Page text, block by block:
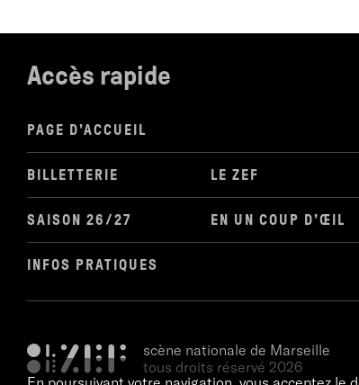
Accès rapide
PAGE D'ACCUEIL
BILLETTERIE LE ZEF
SAISON 26/27 EN UN COUP D'ŒIL
INFOS PRATIQUES
scène nationale de Marseille
tous droits réservé 2026